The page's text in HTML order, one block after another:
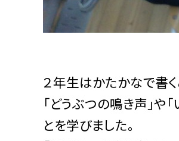
２年生はかたかなで書
「どうぶつの鳴き声」や
とを学びました。